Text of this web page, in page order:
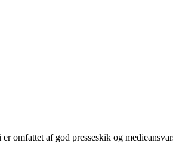
omfattet af god presseskik og